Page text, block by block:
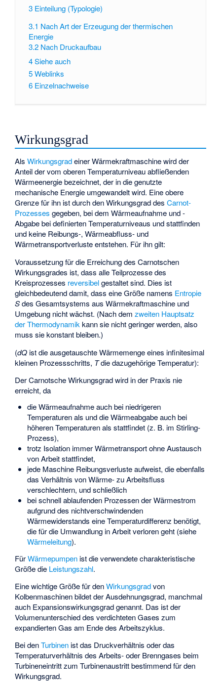
3 Einteilung (Typologie)
3.1 Nach Art der Erzeugung der thermischen
Energie
3.2 Nach Druckaufbau
4Siehe auch
5Weblinks
6 Einzelnachweise
Wirkungsgrad
AlsWirkungsgradeiner Wärmekraftmaschine wird der
Anteil der vom oberen Temperaturniveau abfließenden
Wärmeenergie bezeichnet, der in die genutzte
mechanische Energie umgewandelt wird. Eine obere
Grenze für ihn ist durch den WirkungsgraddesCarnot-
Prozesses gegeben, bei dem Wärmeaufnahme und -
Abgabe bei definierten Temperaturniveaus undstattfinden
und keine Reibungs-, Wärmeabfluss- und
Wärmetransportverluste entstehen. Für ihn gilt:
Voraussetzung für die Erreichung des Carnotschen
Wirkungsgrades ist, dass alle Teilprozesse des
Kreisprozesses reversibelgestaltet sind. Dies ist
gleichbedeutend damit, dass eine Größe namens Entropie
Sdes Gesamtsystems aus Wärmekraftmaschine und
Umgebung nicht wächst. (Nach demzweiten Hauptsatz
der Thermodynamik kann sie nicht geringer werden, also
muss sie konstant bleiben.)
(dQ ist die ausgetauschte Wärmemenge eines infinitesimal
kleinen Prozessschritts, Tdie dazugehörige Temperatur):
Der Carnotsche Wirkungsgrad wird in der Praxis nie
erreicht, da
die Wärmeaufnahme auch bei niedrigeren
Temperaturen als und die Wärmeabgabe auch bei
höheren Temperaturen als stattfindet (z. B. im Stirling-
Prozess),
trotz Isolation immer Wärmetransport ohne Austausch
von Arbeit stattfindet,
jede Maschine Reibungsverluste aufweist, die ebenfalls
das Verhältnis von Wärme- zu Arbeitsfluss
verschlechtern, und schließlich
bei schnell ablaufenden Prozessen der Wärmestrom
aufgrund des nichtverschwindenden
Wärmewiderstands eine Temperaturdifferenz benötigt,
die für die Umwandlung in Arbeit verloren geht (siehe
Wärmeleitung).
FürWärmepumpen ist die verwendete charakteristische
Größe die Leistungszahl.
Eine wichtige Größe für denWirkungsgradvon
Kolbenmaschinen bildet der Ausdehnungsgrad, manchmal
auch Expansionswirkungsgrad genannt. Das ist der
Volumenunterschied des verdichteten Gases zum
expandierten Gas am Ende des Arbeitszyklus.
Bei denTurbinen ist das Druckverhältnis oder das
Temperaturverhältnis des Arbeits- oder Brenngases beim
Turbineneintritt zum Turbinenaustritt bestimmend für den
Wirkungsgrad.